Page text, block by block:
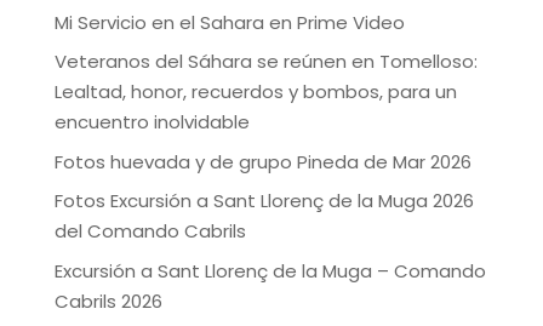
Mi Servicio en el Sahara en Prime Video
Veteranos del Sáhara se reúnen en Tomelloso:
Lealtad, honor, recuerdos y bombos, para un
encuentro inolvidable
Fotos huevada y de grupo Pineda de Mar 2026
Fotos Excursión a Sant Llorenç de la Muga 2026
del Comando Cabrils
Excursión a Sant Llorenç de la Muga – Comando
Cabrils 2026